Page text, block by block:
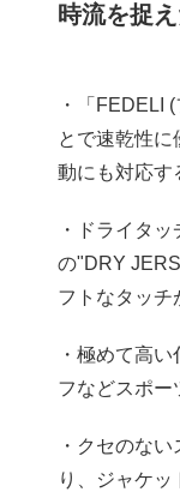
時流を捉
・「FEDELI
とで速乾性
動にも対応す
・ドライタ
の"DRY
フトなタッチ
・極めて高
フなどスポー
・クセのな
り、ジャケッ